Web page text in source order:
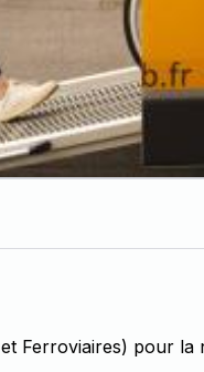
Ferroviaires) pour